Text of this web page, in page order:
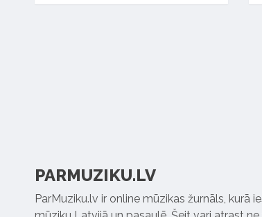
PARMUZIKU.LV
ParMuziku.lv ir online mūzikas žurnāls, kurā